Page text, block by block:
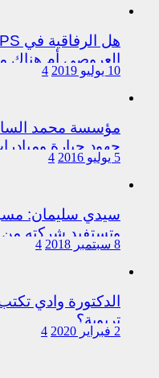
العروصي أم هناك
اختلالات التسيير
10 يوليو 2019 4
مؤسسة محمد
جهود جبارة
5 يوليو 2016 4
سيدي سليمان:
وتستفيد شركته
8 سبتمبر 2018 4
الدكتورة وادي
تربوية؟
2 فبراير 2020 4